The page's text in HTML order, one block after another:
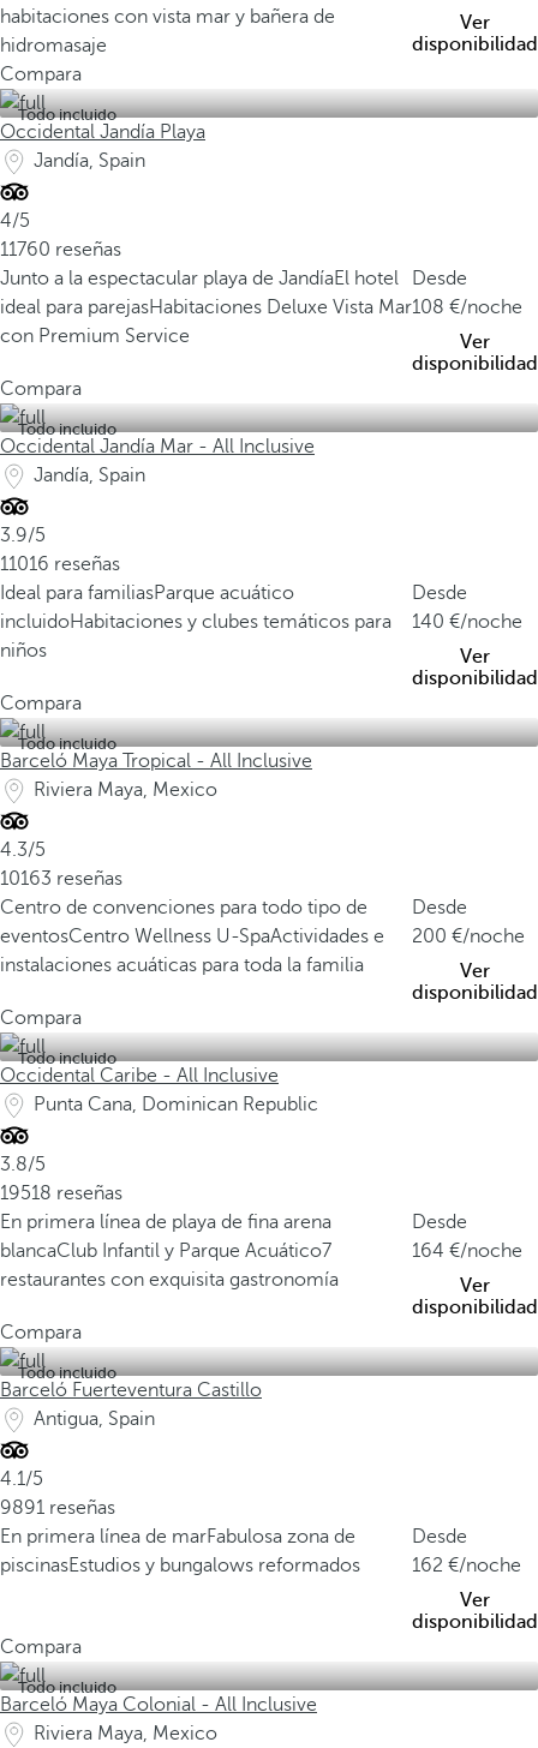
habitaciones con vista mar y bañera de
hidromasaje
Ver
disponibilidad
Compara
Todo incluido
Occidental Jandía Playa
Jandía, Spain
4/5
11760 reseñas
Junto a la espectacular playa de JandíaEl hotel
ideal para parejasHabitaciones Deluxe Vista Mar
con Premium Service
Desde
108
/noche
Ver
disponibilidad
Compara
Todo incluido
Occidental Jandía Mar - All Inclusive
Jandía, Spain
3.9/5
11016 reseñas
Ideal para familiasParque acuático
incluidoHabitaciones y clubes temáticos para
niños
Desde
140
/noche
Ver
disponibilidad
Compara
Todo incluido
Barceló Maya Tropical - All Inclusive
Riviera Maya, Mexico
4.3/5
10163 reseñas
Centro de convenciones para todo tipo de
eventosCentro Wellness U-SpaActividades e
instalaciones acuáticas para toda la familia
Desde
200
/noche
Ver
disponibilidad
Compara
Todo incluido
Occidental Caribe - All Inclusive
Punta Cana, Dominican Republic
3.8/5
19518 reseñas
En primera línea de playa de fina arena
blancaClub Infantil y Parque Acuático7
restaurantes con exquisita gastronomía
Desde
164
/noche
Ver
disponibilidad
Compara
Todo incluido
Barceló Fuerteventura Castillo
Antigua, Spain
4.1/5
9891 reseñas
En primera línea de marFabulosa zona de
piscinasEstudios y bungalows reformados
Desde
162
/noche
Ver
disponibilidad
Compara
Todo incluido
Barceló Maya Colonial - All Inclusive
Riviera Maya, Mexico